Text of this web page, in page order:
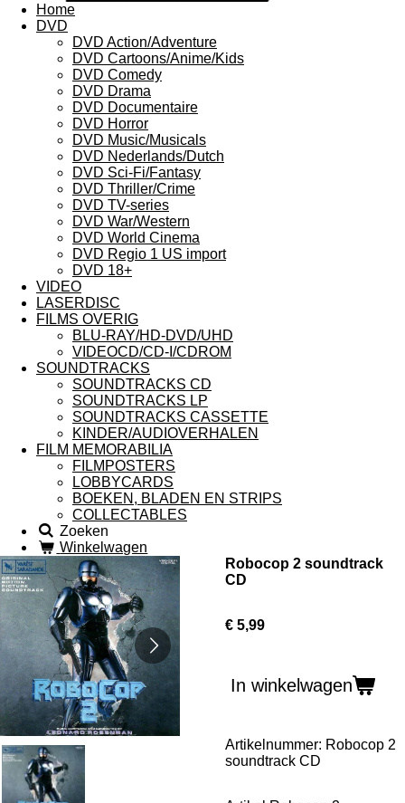
Home
DVD
DVD Action/Adventure
DVD Cartoons/Anime/Kids
DVD Comedy
DVD Drama
DVD Documentaire
DVD Horror
DVD Music/Musicals
DVD Nederlands/Dutch
DVD Sci-Fi/Fantasy
DVD Thriller/Crime
DVD TV-series
DVD War/Western
DVD World Cinema
DVD Regio 1 US import
DVD 18+
VIDEO
LASERDISC
FILMS OVERIG
BLU-RAY/HD-DVD/UHD
VIDEOCD/CD-I/CDROM
SOUNDTRACKS
SOUNDTRACKS CD
SOUNDTRACKS LP
SOUNDTRACKS CASSETTE
KINDER/AUDIOVERHALEN
FILM MEMORABILIA
FILMPOSTERS
LOBBYCARDS
BOEKEN, BLADEN EN STRIPS
COLLECTABLES
Zoeken
Winkelwagen
Robocop 2 soundtrack
CD
€ 5,99
In winkelwagen
Artikelnummer: Robocop 2
soundtrack CD